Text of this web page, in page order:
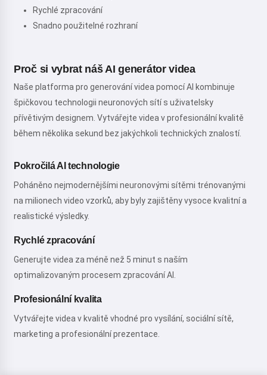
Rychlé zpracování
Snadno použitelné rozhraní
Proč si vybrat náš AI generátor videa
Naše platforma pro generování videa pomocí AI kombinuje
špičkovou technologii neuronových sítí s uživatelsky
přívětivým designem. Vytvářejte videa v profesionální kvalitě
během několika sekund bez jakýchkoli technických znalostí.
Pokročilá AI technologie
Poháněno nejmodernějšími neuronovými sítěmi trénovanými
na milionech video vzorků, aby byly zajištěny vysoce kvalitní a
realistické výsledky.
Rychlé zpracování
Generujte videa za méně než 5 minut s naším
optimalizovaným procesem zpracování AI.
Profesionální kvalita
Vytvářejte videa v kvalitě vhodné pro vysílání, sociální sítě,
marketing a profesionální prezentace.